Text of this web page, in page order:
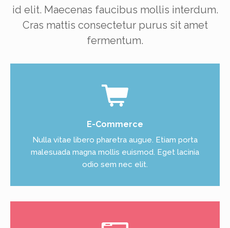
id elit. Maecenas faucibus mollis interdum.
Cras mattis consectetur purus sit amet
fermentum.
E-Commerce
Nulla vitae libero pharetra augue. Etiam porta
malesuada magna mollis euismod. Eget lacinia
odio sem nec elit.